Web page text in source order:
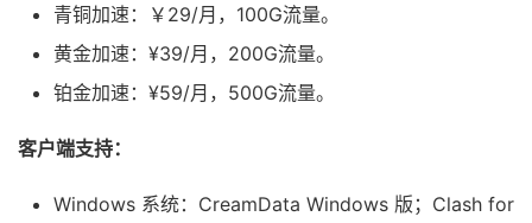
青铜加速：￥29/月，100G流量。
黄金加速：¥39/月，200G流量。
铂金加速：¥59/月，500G流量。
客户端支持：
Windows 系统：CreamData Windows 版；Clash for